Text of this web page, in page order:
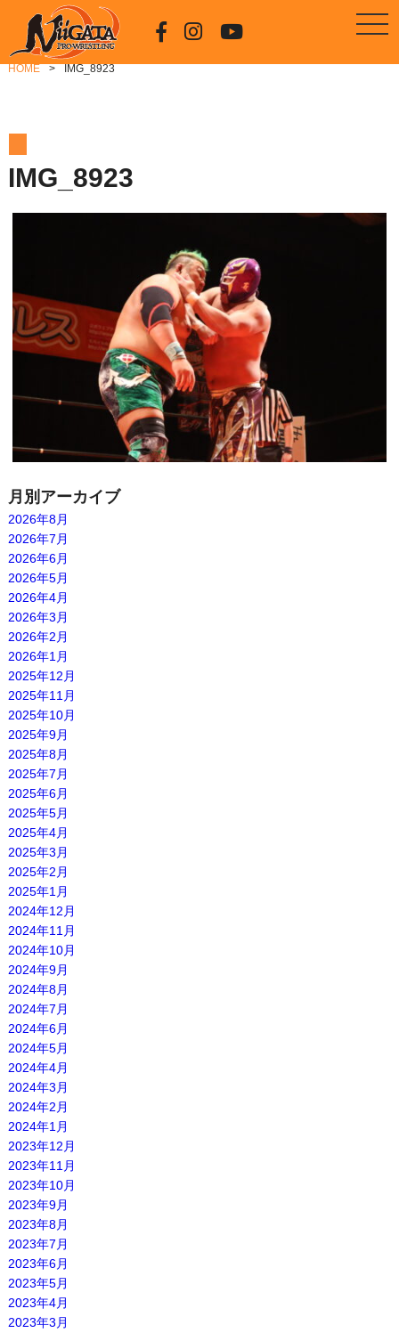
HOME IMG_8923
IMG_8923
月別アーカイブ
2026年8月
2026年7月
2026年6月
2026年5月
2026年4月
2026年3月
2026年2月
2026年1月
2025年12月
2025年11月
2025年10月
2025年9月
2025年8月
2025年7月
2025年6月
2025年5月
2025年4月
2025年3月
2025年2月
2025年1月
2024年12月
2024年11月
2024年10月
2024年9月
2024年8月
2024年7月
2024年6月
2024年5月
2024年4月
2024年3月
2024年2月
2024年1月
2023年12月
2023年11月
2023年10月
2023年9月
2023年8月
2023年7月
2023年6月
2023年5月
2023年4月
2023年3月